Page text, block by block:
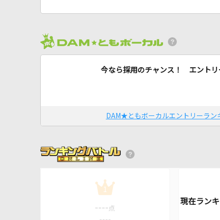
今なら採用のチャンス！ エントリ
DAM★ともボーカルエントリーラン
1
---- 点